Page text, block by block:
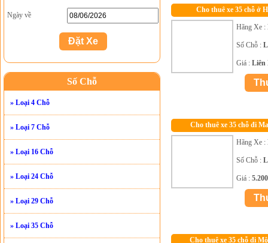
Ngày về
Số Chỗ
» Loại 4 Chỗ
» Loại 7 Chỗ
» Loại 16 Chỗ
» Loại 24 Chỗ
» Loại 29 Chỗ
» Loại 35 Chỗ
Cho thuê xe 35 chỗ ở
Hãng Xe :
Số Chỗ :
Giá : Liên
Cho thuê xe 35 chỗ đi
Hãng Xe :
Số Chỗ :
Giá :
Cho thuê xe 35 chỗ đi